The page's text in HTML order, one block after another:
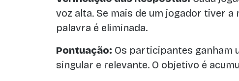
voz alta. Se mais de um jogador tiver a
palavra é eliminada.
Pontuação: Os participantes ganham
singular e relevante. O objetivo é